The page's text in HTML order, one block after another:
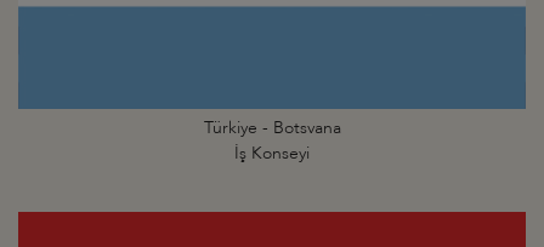
Türkiye - Botsvana
İş Konseyi